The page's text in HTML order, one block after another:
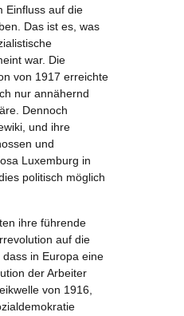
Einfluss auf die
Das ist es, was
war. Die
von 1917 erreichte
nur annähernd
Dennoch
und ihre
und
Luxemburg in
politisch möglich
ihre führende
auf die
in Europa eine
der Arbeiter
von 1916,